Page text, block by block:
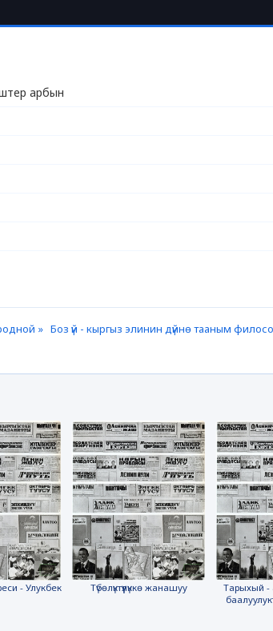
арбын
» Боз үй - кыргыз элинин дүйнө тааным
- Улукбек Түбөлүктүүлүккө жанашуу
Тарыхый -